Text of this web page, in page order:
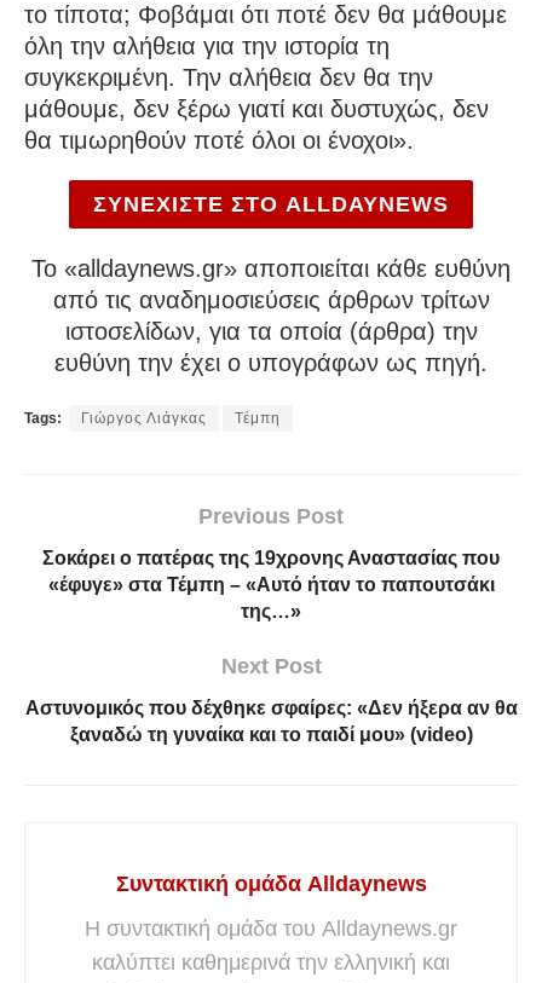
το τίποτα; Φοβάμαι ότι ποτέ δεν θα μάθουμε
όλη την αλήθεια για την ιστορία τη
συγκεκριμένη. Την αλήθεια δεν θα την
μάθουμε, δεν ξέρω γιατί και δυστυχώς, δεν
θα τιμωρηθούν ποτέ όλοι οι ένοχοι».
ΣΥΝΕΧΙΣΤΕ ΣΤΟ ALLDAYNEWS
To «alldaynews.gr» αποποιείται κάθε ευθύνη
από τις αναδημοσιεύσεις άρθρων τρίτων
ιστοσελίδων, για τα οποία (άρθρα) την
ευθύνη την έχει ο υπογράφων ως πηγή.
Tags: Γιώργος Λιάγκας Τέμπη
Previous Post
Σοκάρει ο πατέρας της 19χρονης Αναστασίας που
«έφυγε» στα Τέμπη – «Αυτό ήταν το παπουτσάκι
της…»
Next Post
Αστυνομικός που δέχθηκε σφαίρες: «Δεν ήξερα αν θα
ξαναδώ τη γυναίκα και το παιδί μου» (video)
Συντακτική ομάδα Alldaynews
Η συντακτική ομάδα του Alldaynews.gr
καλύπτει καθημερινά την ελληνική και